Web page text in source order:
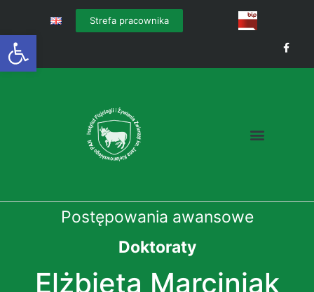
Otwórz pasek narzędzi
Strefa pracownika
Postępowania awansowe
Doktoraty
Elżbieta Marciniak